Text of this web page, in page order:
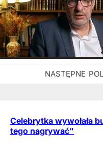
Celebrytka wywołała
tego nagrywać"